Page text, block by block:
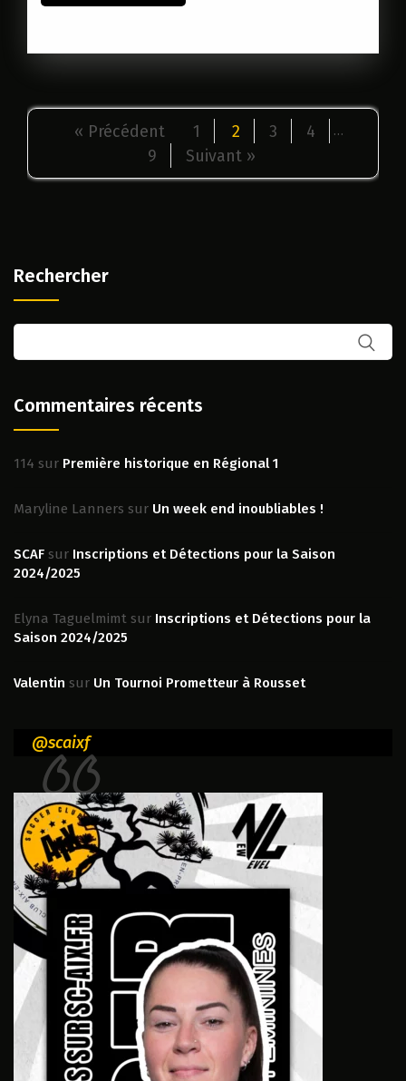
« Précédent 1 2 3 4 …
9 Suivant »
Rechercher
Commentaires récents
114 sur Première historique en Régional 1
Maryline Lanners sur Un week end inoubliables !
SCAF sur Inscriptions et Détections pour la Saison
2024/2025
Elyna Taguelmimt sur Inscriptions et Détections pour la
Saison 2024/2025
Valentin sur Un Tournoi Prometteur à Rousset
@scaixf